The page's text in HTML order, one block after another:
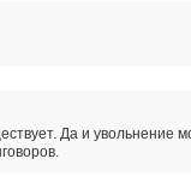
Да и увольнение